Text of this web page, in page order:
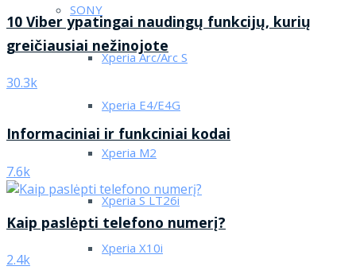
SONY
Xperia Arc/Arc S
Xperia E4/E4G
Xperia M2
Xperia S LT26i
Xperia X10i
10 Viber ypatingai naudingų funkcijų, kurių
greičiausiai nežinojote
30.3k
Informaciniai ir funkciniai kodai
7.6k
Kaip paslėpti telefono numerį?
2.4k